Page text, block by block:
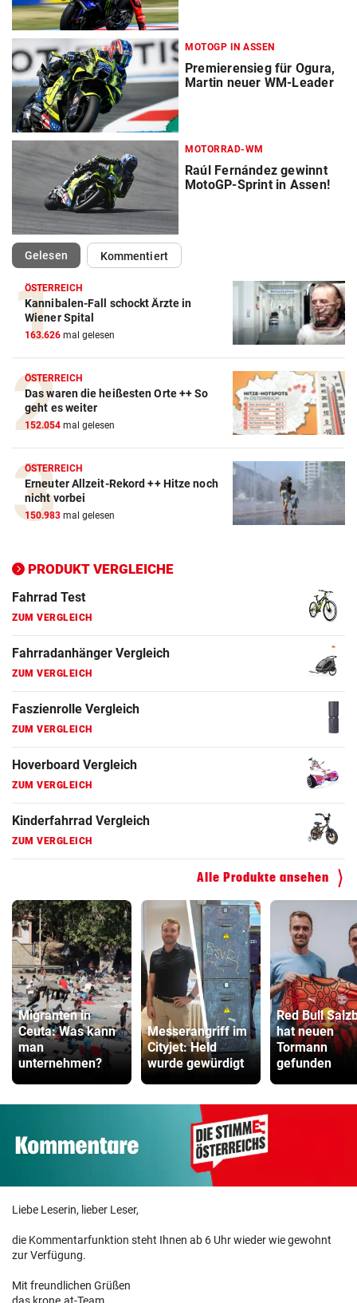
MOTOGP IN ASSEN
Premierensieg für Ogura,
Martin neuer WM-Leader
MOTORRAD-WM
Raúl Fernández gewinnt
MotoGP-Sprint in Assen!
Gelesen(ausgewählt)Kommentiert
ÖSTERREICH
Kannibalen-Fall schockt Ärzte in
Wiener Spital
163.626 mal gelesen
ÖSTERREICH
Das waren die heißesten Orte ++ So
geht es weiter
152.054 mal gelesen
ÖSTERREICH
Erneuter Allzeit-Rekord ++ Hitze noch
nicht vorbei
150.983 mal gelesen
PRODUKT VERGLEICHE
Action-Cam Vergleich
ZUM VERGLEICH
Crosstrainer Vergleich
ZUM VERGLEICH
E-Bike Vergleich
ZUM VERGLEICH
Elektro-Scooter Vergleich
ZUM VERGLEICH
ZUM VERGLEICH
Fahrrad Test
ZUM VERGLEICH
Fahrradanhänger Vergleich
ZUM VERGLEICH
Faszienrolle Vergleich
ZUM VERGLEICH
Hoverboard Vergleich
ZUM VERGLEICH
Kinderfahrrad Vergleich
ZUM VERGLEICH
Alle Produkte ansehen
Migranten in
Ceuta: Was kann
man
unternehmen?
Messerangriff im
Cityjet: Held
wurde gewürdigt
Red Bull
hat neuen
Tormann
gefunden
Liebe Leserin, lieber Leser,
die Kommentarfunktion steht Ihnen ab 6 Uhr wieder wie gewohnt
zur Verfügung.
Mit freundlichen Grüßen